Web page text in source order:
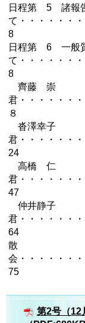
日程第 5 諸報
て・・・・・・
8
日程第 6 一般
て・・・・・・
8
齊藤 崇
君・・・・・・
８
沓澤幸子
君・・・・・・
24
高橋 仁
君・・・・・・
47
仲井静子
君・・・・・・
64
散
会・・・・・・
75
第2号（12